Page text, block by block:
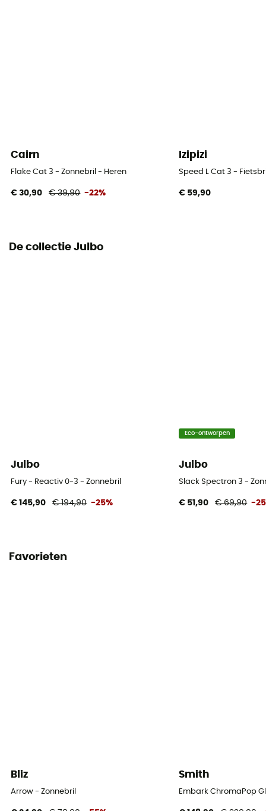
Breedte van het montuur
Cairn
Flake Cat 3 - Zonnebril - Heren
€ 30,90 € 39,90 -22%
Izipizi
Speed L Cat 3 -
€ 59,90
De collectie Julbo
Julbo
Fury - Reactiv 0-3 - Zonnebril
€ 145,90 € 194,90 -25%
Eco-ontworpen
Julbo
Slack Spectron 3 -
€ 51,90 € 69,90 -
Favorieten
Bliz
Arrow - Zonnebril
Smith
Embark ChromaPop